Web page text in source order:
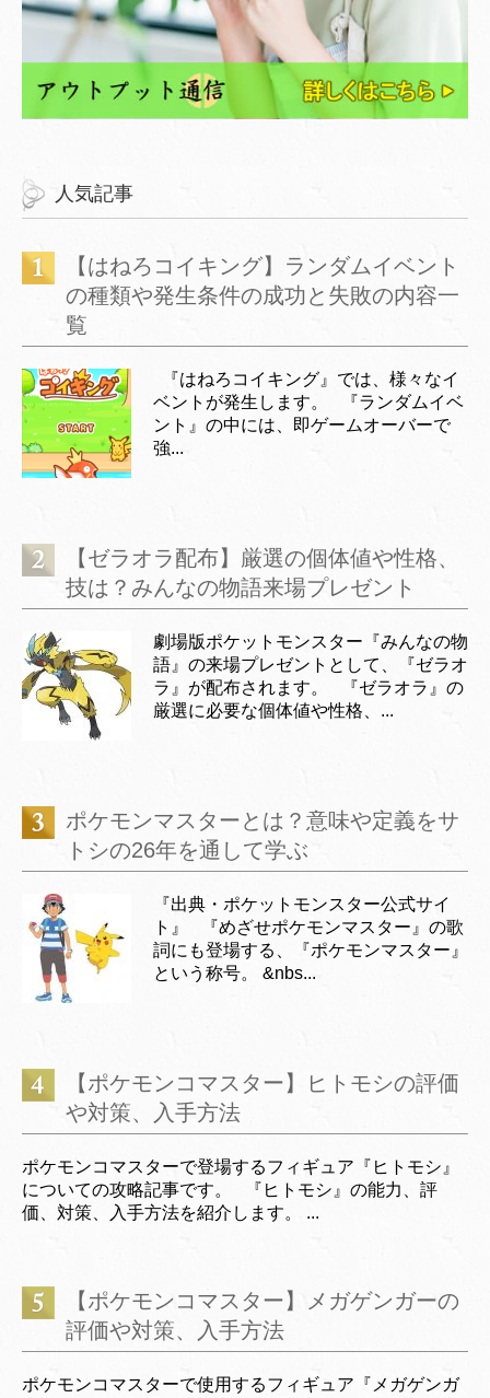
人気記事
【はねろコイキング】ランダムイベント
の種類や発生条件の成功と失敗の内容一
覧
『はねろコイキング』では、様々なイ
ベントが発生します。 『ランダムイベ
ント』の中には、即ゲームオーバーで
強...
【ゼラオラ配布】厳選の個体値や性格、
技は？みんなの物語来場プレゼント
劇場版ポケットモンスター『みんなの物
語』の来場プレゼントとして、『ゼラオ
ラ』が配布されます。 『ゼラオラ』の
厳選に必要な個体値や性格、...
ポケモンマスターとは？意味や定義をサ
トシの26年を通して学ぶ
『出典・ポケットモンスター公式サイ
ト』 『めざせポケモンマスター』の歌
詞にも登場する、『ポケモンマスター』
という称号。 &nbs...
【ポケモンコマスター】ヒトモシの評価
や対策、入手方法
ポケモンコマスターで登場するフィギュア『ヒトモシ』
についての攻略記事です。 『ヒトモシ』の能力、評
価、対策、入手方法を紹介します。 ...
【ポケモンコマスター】メガゲンガーの
評価や対策、入手方法
ポケモンコマスターで使用するフィギュア『メガゲンガ